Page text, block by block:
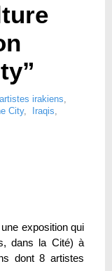
artistes irakiens,
City, Iraqis,
exposition qui
dans la Cité) à
dont 8 artistes